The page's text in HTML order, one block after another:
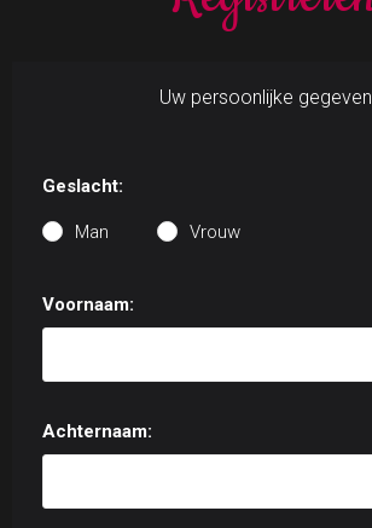
Uw persoonlijke
Geslacht:
Man Vrouw
Voornaam:
Achternaam: